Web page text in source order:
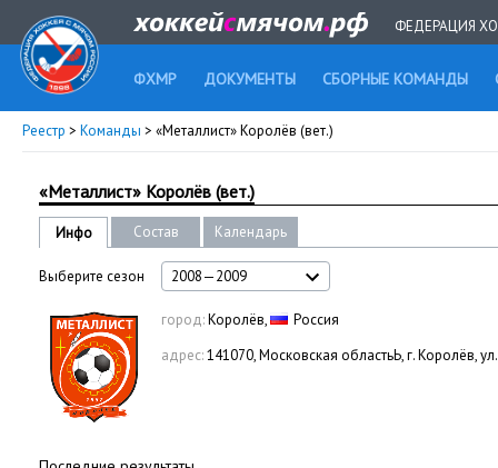
ФЕДЕРАЦИЯ
ФХМР ДОКУМЕНТЫ СБОРНЫЕ КОМАНДЫ
Реестр > Команды > «Металлист» Королёв (вет.)
«Металлист» Королёв (вет.)
Инфо Состав Календарь
Выберите сезон 2008—2009
город:Королёв,
Россия
адрес:141070, Московская областьЬ, г. Королёв,